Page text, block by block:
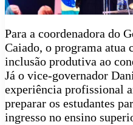
Para a coordenadora do
Caiado, o programa atua
inclusão produtiva ao
Já o vice-governador
experiência profissional
preparar os estudantes
ingresso no ensino